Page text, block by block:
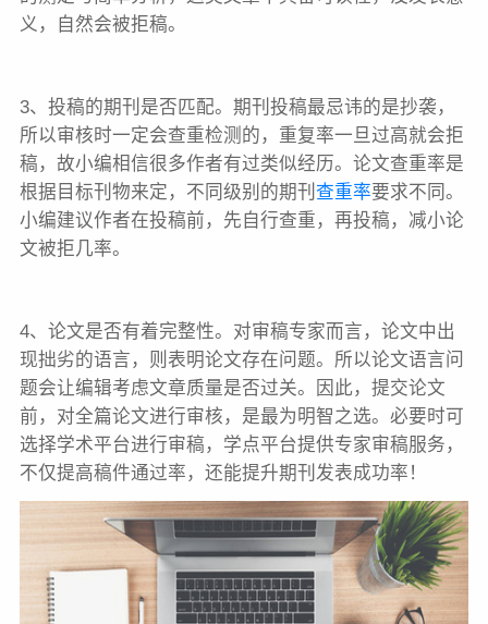
义，自然会被拒稿。
3、投稿的期刊是否匹配。期刊投稿最忌讳的是抄袭，
所以审核时一定会查重检测的，重复率一旦过高就会拒
稿，故小编相信很多作者有过类似经历。论文查重率是
根据目标刊物来定，不同级别的期刊 查重率要求不同。
小编建议作者在投稿前，先自行查重，再投稿，减小论
文被拒几率。
4、论文是否有着完整性。对审稿专家而言，论文中出
现拙劣的语言，则表明论文存在问题。所以论文语言问
题会让编辑考虑文章质量是否过关。因此，提交论文
前，对全篇论文进行审核，是最为明智之选。必要时可
选择学术平台进行审稿，学点平台提供专家审稿服务，
不仅提高稿件通过率，还能提升期刊发表成功率！